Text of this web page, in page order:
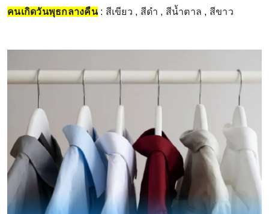
คนเกิดวันพุธกลางคืน: สีเขียว , สีดำ , สีน้ำตาล , สีขาว